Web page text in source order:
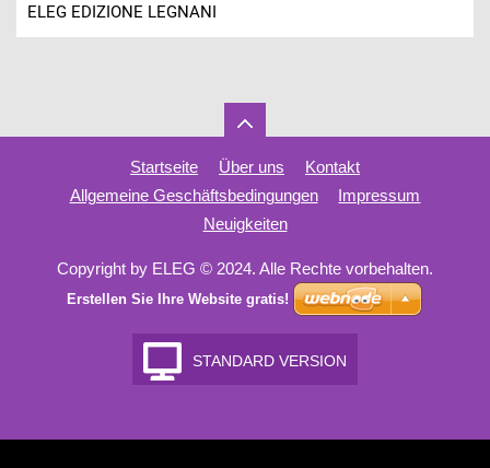
ELEG EDIZIONE LEGNANI
Startseite Über uns
Kontakt
Allgemeine Geschäftsbedingungen
Impressum
Neuigkeiten
Copyright by ELEG © 2024. Alle Rechte vorbehalten.
Erstellen Sie Ihre Website gratis!
STANDARD VERSION